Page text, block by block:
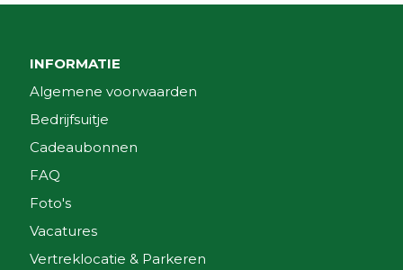
INFORMATIE
Algemene voorwaarden
Bedrijfsuitje
Cadeaubonnen
FAQ
Foto's
Vacatures
Vertreklocatie & Parkeren